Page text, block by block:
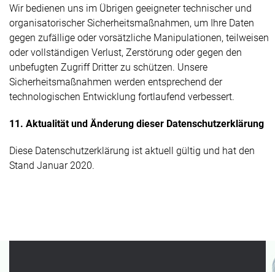
Wir bedienen uns im Übrigen geeigneter technischer und
organisatorischer Sicherheitsmaßnahmen, um Ihre Daten
gegen zufällige oder vorsätzliche Manipulationen, teilweisen
oder vollständigen Verlust, Zerstörung oder gegen den
unbefugten Zugriff Dritter zu schützen. Unsere
Sicherheitsmaßnahmen werden entsprechend der
technologischen Entwicklung fortlaufend verbessert.
11. Aktualität und Änderung dieser Datenschutzerklärung
Diese Datenschutzerklärung ist aktuell gültig und hat den
Stand Januar 2020.